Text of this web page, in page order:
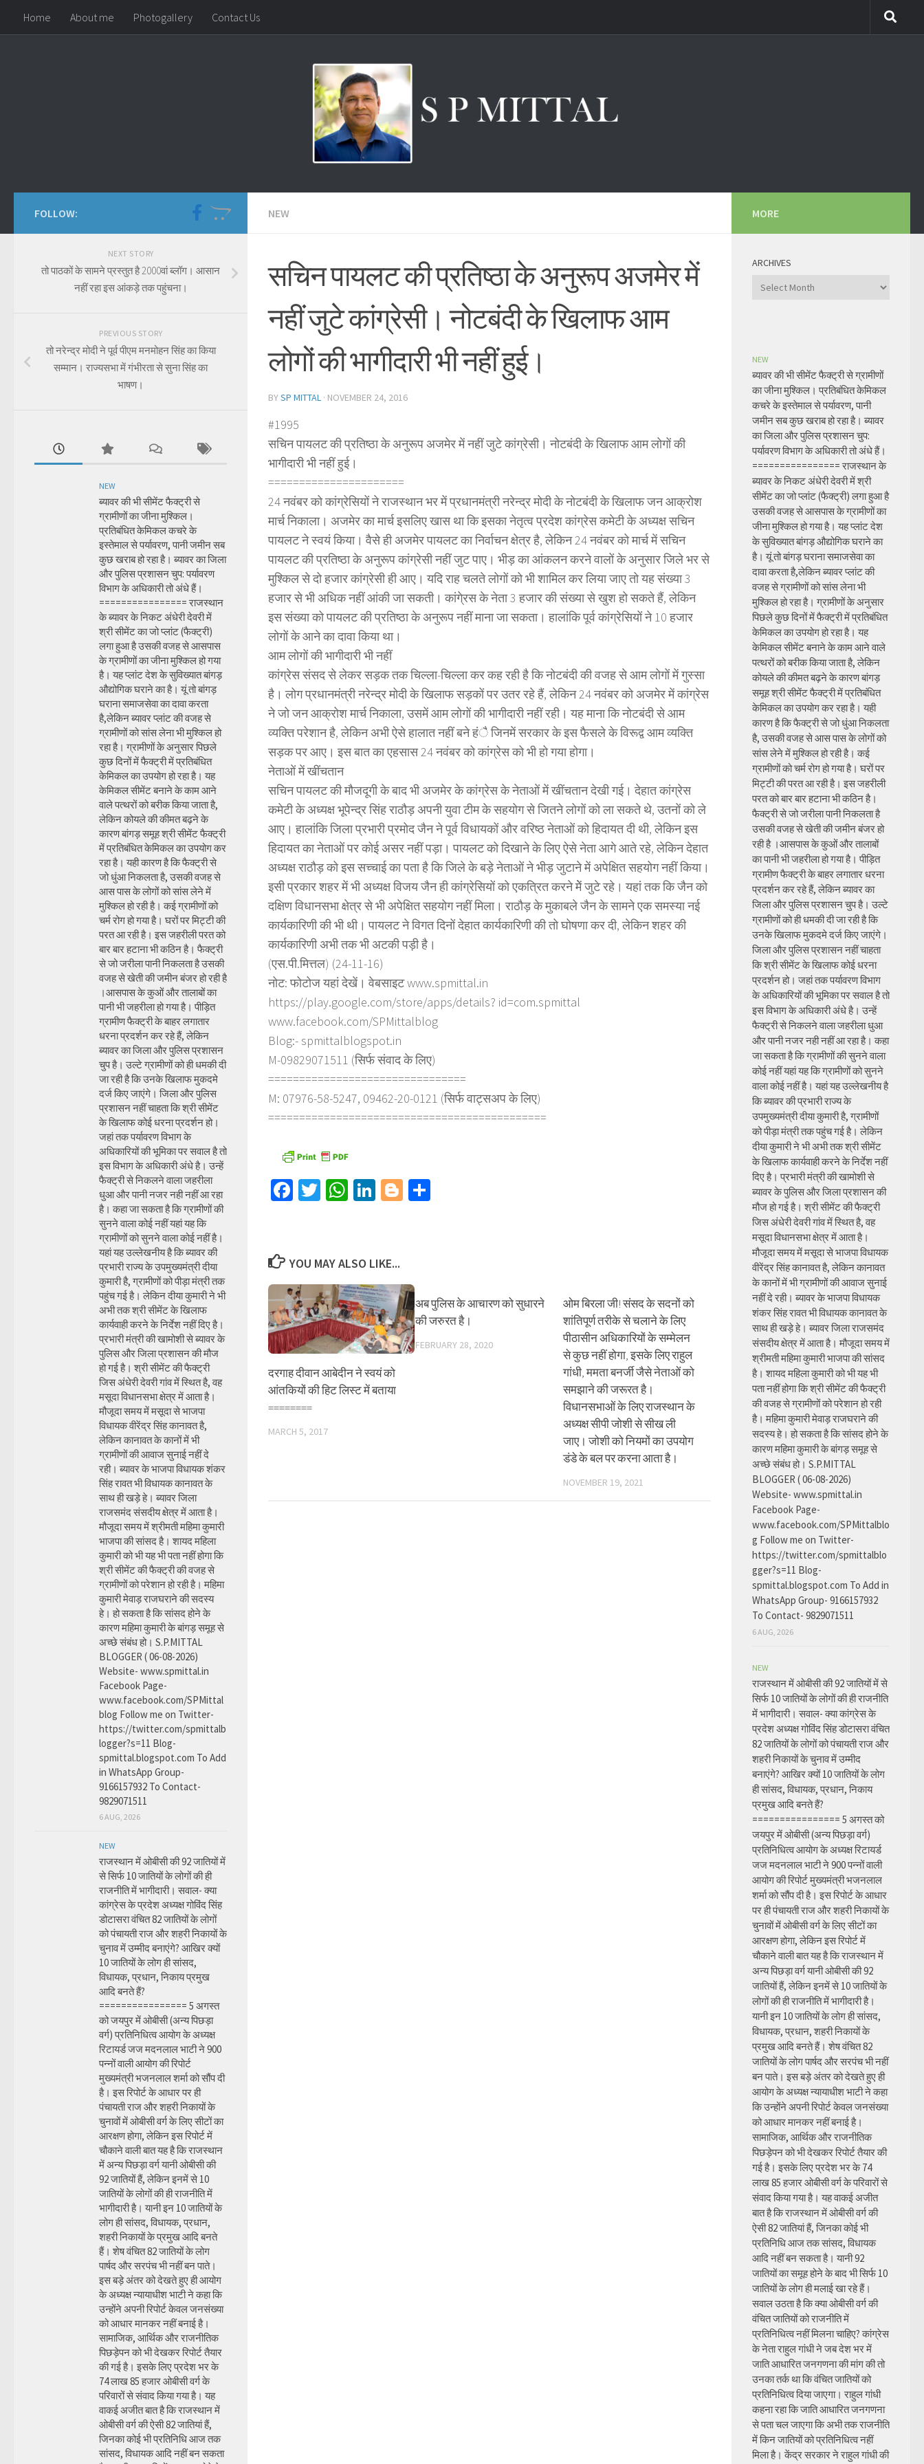
Skip to content
Home About me Photogallery Contact Us
NEW
सचिन पायलट की प्रतिष्ठा के अनुरूप अजमेर में
नहीं जुटे कांग्रेसी। नोटबंदी के खिलाफ आम
लोगों की भागीदारी भी नहीं हुई।
BYSP MITTAL · NOVEMBER 24, 2016
#1995
सचिन पायलट की प्रतिष्ठा के अनुरूप अजमेर में नहीं जुटे कांग्रेसी। नोटबंदी के खिलाफ आम लोगों की
भागीदारी भी नहीं हुई।
======================
24 नवंबर को कांग्रेसियों ने राजस्थान भर में प्रधानमंत्री नरेन्द्र मोदी के नोटबंदी के खिलाफ जन आक्रोश
मार्च निकाला। अजमेर का मार्च इसलिए खास था कि इसका नेतृत्व प्रदेश कांग्रेस कमेटी के अध्यक्ष सचिन
पायलट ने स्वयं किया। वैसे ही अजमेर पायलट का निर्वाचन क्षेत्र है, लेकिन 24 नवंबर को मार्च में सचिन
पायलट की प्रतिष्ठा के अनुरूप कांग्रेसी नहीं जुट पाए। भीड़ का आंकलन करने वालों के अनुसार जिले भर से
मुश्किल से दो हजार कांग्रेसी ही आए। यदि राह चलते लोगों को भी शामिल कर लिया जाए तो यह संख्या 3
हजार से भी अधिक नहीं आंकी जा सकती। कांगे्रस के नेता 3 हजार की संख्या से खुश हो सकते हैं, लेकिन
इस संख्या को पायलट की प्रतिष्ठा के अनुरूप नहीं माना जा सकता। हालांकि पूर्व कांग्रेसियों ने 10 हजार
लोगों के आने का दावा किया था।
आम लोगों की भागीदारी भी नहीं
कांग्रेस संसद से लेकर सड़क तक चिल्ला-चिल्ला कर कह रही है कि नोटबंदी की वजह से आम लोगों में गुस्सा
है। लोग प्रधानमंत्री नरेन्द्र मोदी के खिलाफ सड़कों पर उतर रहे हैं, लेकिन 24 नवंबर को अजमेर में कांग्रेस
ने जो जन आक्रोश मार्च निकाला, उसमें आम लोगों की भागीदारी नहीं रही। यह माना कि नोटबंदी से आम
व्यक्ति परेशान है, लेकिन अभी ऐसे हालात नहीं बने हंै जिनमें सरकार के इस फैसले के विरूद्व आम व्यक्ति
सड़क पर आए। इस बात का एहसास 24 नवंबर को कांग्रेस को भी हो गया होगा।
नेताओं में खींचतान
सचिन पायलट की मौजदूगी के बाद भी अजमेर के कांग्रेस के नेताओं में खींचतान देखी गई। देहात कांग्रेस
कमेटी के अध्यक्ष भूपेन्द्र सिंह राठौड़ अपनी युवा टीम के सहयोग से जितने लोगों को ला सकते थे, उतनों को ले
आए। हालांकि जिला प्रभारी प्रमोद जैन ने पूर्व विधायकों और वरिष्ठ नेताओं को हिदायत दी थी, लेकिन इस
हिदायत का नेताओं पर कोई असर नहीं पड़ा। पायलट को दिखाने के लिए ऐसे नेता आगे आते रहे, लेकिन देहात
अध्यक्ष राठौड़ को इस सच्चाई का पता है कि जिले के बड़े नेताओं ने भीड़ जुटाने में अपेक्षित सहयोग नहीं किया।
इसी प्रकार शहर में भी अध्यक्ष विजय जैन ही कांग्रेसियों को एकत्रित करने मेें जुटे रहे। यहां तक कि जैन को
दक्षिण विधानसभा क्षेत्र से भी अपेक्षित सहयोग नहीं मिला। राठौड़ के मुकाबले जैन के सामने एक समस्या नई
कार्यकारिणी की भी थी। पायलट ने विगत दिनों देहात कार्यकारिणी की तो घोषणा कर दी, लेकिन शहर की
कार्यकारिणी अभी तक भी अटकी पड़ी है।
(एस.पी.मित्तल) (24-11-16)
नोट: फोटोज यहां देखें। वेबसाइट www.spmittal.in
https://play.google.com/store/apps/details? id=com.spmittal
www.facebook.com/SPMittalblog
Blog:- spmittalblogspot.in
M-09829071511 (सिर्फ संवाद के लिए)
================================
M: 07976-58-5247, 09462-20-0121 (सिर्फ वाट्सअप के लिए)
=============================================
Facebook
TwitterWhatsApp
LinkedIn
Blogger
YOU MAY ALSO LIKE...
दरगाह दीवान आबेदीन ने स्वयं को
आंतकियों की हिट लिस्ट में बताया
========
MARCH 5, 2017
अब पुलिस के आचारण को सुधारने
की जरुरत है।
FEBRUARY 28, 2020
ओम बिरला जी! संसद के सदनों को
शांतिपूर्ण तरीके से चलाने के लिए
पीठासीन अधिकारियों के सम्मेलन
से कुछ नहीं होगा, इसके लिए राहुल
गांधी, ममता बनर्जी जैसे नेताओं को
समझाने की जरूरत है।
विधानसभाओं के लिए राजस्थान के
अध्यक्ष सीपी जोशी से सीख ली
जाए। जोशी को नियमों का उपयोग
डंडे के बल पर करना आता है।
NOVEMBER 19, 2021
FOLLOW:
NEXT STORY
तो पाठकों के सामने प्रस्तुत है 2000वां ब्लॉग। आसान
नहीं रहा इस आंकड़े तक पहुंचना।
PREVIOUS STORY
तो नरेन्द्र मोदी ने पूर्व पीएम मनमोहन सिंह का किया
सम्मान। राज्यसभा में गंभीरता से सुना सिंह का
भाषण।
NEW
ब्यावर की भी सीमेंट फैक्ट्री से
ग्रामीणों का जीना मुश्किल।
प्रतिबंधित केमिकल कचरे के
इस्तेमाल से पर्यावरण, पानी जमीन सब
कुछ खराब हो रहा है। ब्यावर का जिला
और पुलिस प्रशासन चुप: पर्यावरण
विभाग के अधिकारी तो अंधे हैं।
================ राजस्थान
के ब्यावर के निकट अंधेरी देवरी में
श्री सीमेंट का जो प्लांट (फैक्ट्री)
लगा हुआ है उसकी वजह से आसपास
के ग्रामीणों का जीना मुश्किल हो गया
है। यह प्लांट देश के सुविख्यात बांगड़
औद्योगिक घराने का है। यूं तो बांगड़
घराना समाजसेवा का दावा करता
है,लेकिन ब्यावर प्लांट की वजह से
ग्रामीणों को सांस लेना भी मुश्किल हो
रहा है। ग्रामीणों के अनुसार पिछले
कुछ दिनों में फैक्ट्री में प्रतिबंधित
केमिकल का उपयोग हो रहा है। यह
केमिकल सीमेंट बनाने के काम आने
वाले पत्थरों को बरीक किया जाता है,
लेकिन कोयले की कीमत बढ़ने के
कारण बांगड़ समूह श्री सीमेंट फैक्ट्री
में प्रतिबंधित केमिकल का उपयोग कर
रहा है। यही कारण है कि फैक्ट्री से
जो धुंआ निकलता है, उसकी वजह से
आस पास के लोगों को सांस लेने में
मुश्किल हो रही है। कई ग्रामीणों को
चर्म रोग हो गया है। घरों पर मिट्टी की
परत आ रही है। इस जहरीली परत को
बार बार हटाना भी कठिन है। फैक्ट्री
से जो जरीला पानी निकलता है उसकी
वजह से खेती की जमीन बंजर हो रही है
।आसपास के कुओं और तालाबों का
पानी भी जहरीला हो गया है। पीड़ित
ग्रामीण फैक्ट्री के बाहर लगातार
धरना प्रदर्शन कर रहे हैं, लेकिन
ब्यावर का जिला और पुलिस प्रशासन
चुप है। उल्टे ग्रामीणों को ही धमकी दी
जा रही है कि उनके खिलाफ मुकदमे
दर्ज किए जाएंगे। जिला और पुलिस
प्रशासन नहीं चाहता कि श्री सीमेंट
के खिलाफ कोई धरना प्रदर्शन हो।
जहां तक पर्यावरण विभाग के
अधिकारियों की भूमिका पर सवाल है तो
इस विभाग के अधिकारी अंधे है। उन्हें
फैक्ट्री से निकलने वाला जहरीला
धुआ और पानी नजर नही नहीं आ रहा
है। कहा जा सकता है कि ग्रामीणों की
सुनने वाला कोई नहीं यहां यह कि
ग्रामीणों को सुनने वाला कोई नहीं है।
यहां यह उल्लेखनीय है कि ब्यावर की
प्रभारी राज्य के उपमुख्यमंत्री दीया
कुमारी है, ग्रामीणों को पीड़ा मंत्री तक
पहुंच गई है। लेकिन दीया कुमारी ने भी
अभी तक श्री सीमेंट के खिलाफ
कार्यवाही करने के निर्देश नहीं दिए है।
प्रभारी मंत्री की खामोशी से ब्यावर के
पुलिस और जिला प्रशासन की मौज
हो गई है। श्री सीमेंट की फैक्ट्री
जिस अंधेरी देवरी गांव में स्थित है, वह
मसूदा विधानसभा क्षेत्र में आता है।
मौजूदा समय में मसूदा से भाजपा
विधायक वीरेंद्र सिंह कानावत है,
लेकिन कानावत के कानों में भी
ग्रामीणों की आवाज सुनाई नहीं दे
रही। ब्यावर के भाजपा विधायक शंकर
सिंह रावत भी विधायक कानावत के
साथ ही खड़े हे। ब्यावर जिला
राजसमंद संसदीय क्षेत्र में आता है।
मौजूदा समय में श्रीमती महिमा कुमारी
भाजपा की सांसद है। शायद महिला
कुमारी को भी यह भी पता नहीं होगा कि
श्री सीमेंट की फैक्ट्री की वजह से
ग्रामीणों को परेशान हो रही है। महिमा
कुमारी मेवाड़ राजघराने की सदस्य
हे। हो सकता है कि सांसद होने के
कारण महिमा कुमारी के बांगड़ समूह से
अच्छे संबंध हो। S.P.MITTAL
BLOGGER ( 06-08-2026)
Website- www.spmittal.in
Facebook Page-
www.facebook.com/SPMittal
blog Follow me on Twitter-
https://twitter.com/spmittalb
logger?s=11 Blog-
spmittal.blogspot.com To Add
in WhatsApp Group-
9166157932 To Contact-
9829071511
6 AUG, 2026
NEW
राजस्थान में ओबीसी की 92 जातियों में
से सिर्फ 10 जातियों के लोगों की ही
राजनीति में भागीदारी। सवाल- क्या
कांग्रेस के प्रदेश अध्यक्ष गोविंद सिंह
डोटासरा वंचित 82 जातियों के लोगों
को पंचायती राज और शहरी निकायों के
चुनाव में उम्मीद बनाएंगे? आखिर क्यों
10 जातियों के लोग ही सांसद,
विधायक, प्रधान, निकाय प्रमुख
आदि बनते हैं?
================ 5 अगस्त
को जयपुर में ओबीसी (अन्य पिछड़ा
वर्ग) प्रतिनिधित्व आयोग के अध्यक्ष
रिटायर्ड जज मदनलाल भाटी ने 900
पन्नों वाली आयोग की रिपोर्ट
मुख्यमंत्री भजनलाल शर्मा को सौंप दी
है। इस रिपोर्ट के आधार पर ही
पंचायती राज और शहरी निकायों के
चुनावों में ओबीसी वर्ग के लिए सीटों का
आरक्षण होगा, लेकिन इस रिपोर्ट में
चौकाने वाली बात यह है कि राजस्थान
में अन्य पिछड़ा वर्ग यानी ओबीसी की
92 जातियों हैं, लेकिन इनमें से 10
जातियों के लोगों की ही राजनीति में
भागीदारी है। यानी इन 10 जातियों के
लोग ही सांसद, विधायक, प्रधान,
शहरी निकायों के प्रमुख आदि बनते
हैं। शेष वंचित 82 जातियों के लोग
पार्षद और सरपंच भी नहीं बन पाते।
इस बड़े अंतर को देखते हुए ही आयोग
के अध्यक्ष न्यायाधीश भाटी ने कहा कि
उन्होंने अपनी रिपोर्ट केवल जनसंख्या
को आधार मानकर नहीं बनाई है।
सामाजिक, आर्थिक और राजनीतिक
पिछड़ेपन को भी देखकर रिपोर्ट तैयार
की गई है। इसके लिए प्रदेश भर के
74 लाख 85 हजार ओबीसी वर्ग के
परिवारों से संवाद किया गया है। यह
वाकई अजीत बात है कि राजस्थान में
ओबीसी वर्ग की ऐसी 82 जातियां हैं,
जिनका कोई भी प्रतिनिधि आज तक
सांसद, विधायक आदि नहीं बन सकता
MORE
ARCHIVES
Archives
NEW
ब्यावर की भी सीमेंट फैक्ट्री से ग्रामीणों
का जीना मुश्किल। प्रतिबंधित केमिकल
कचरे के इस्तेमाल से पर्यावरण, पानी
जमीन सब कुछ खराब हो रहा है। ब्यावर
का जिला और पुलिस प्रशासन चुप:
पर्यावरण विभाग के अधिकारी तो अंधे हैं।
================ राजस्थान के
ब्यावर के निकट अंधेरी देवरी में श्री
सीमेंट का जो प्लांट (फैक्ट्री) लगा हुआ है
उसकी वजह से आसपास के ग्रामीणों का
जीना मुश्किल हो गया है। यह प्लांट देश
के सुविख्यात बांगड़ औद्योगिक घराने का
है। यूं तो बांगड़ घराना समाजसेवा का
दावा करता है,लेकिन ब्यावर प्लांट की
वजह से ग्रामीणों को सांस लेना भी
मुश्किल हो रहा है। ग्रामीणों के अनुसार
पिछले कुछ दिनों में फैक्ट्री में प्रतिबंधित
केमिकल का उपयोग हो रहा है। यह
केमिकल सीमेंट बनाने के काम आने वाले
पत्थरों को बरीक किया जाता है, लेकिन
कोयले की कीमत बढ़ने के कारण बांगड़
समूह श्री सीमेंट फैक्ट्री में प्रतिबंधित
केमिकल का उपयोग कर रहा है। यही
कारण है कि फैक्ट्री से जो धुंआ निकलता
है, उसकी वजह से आस पास के लोगों को
सांस लेने में मुश्किल हो रही है। कई
ग्रामीणों को चर्म रोग हो गया है। घरों पर
मिट्टी की परत आ रही है। इस जहरीली
परत को बार बार हटाना भी कठिन है।
फैक्ट्री से जो जरीला पानी निकलता है
उसकी वजह से खेती की जमीन बंजर हो
रही है ।आसपास के कुओं और तालाबों
का पानी भी जहरीला हो गया है। पीड़ित
ग्रामीण फैक्ट्री के बाहर लगातार धरना
प्रदर्शन कर रहे हैं, लेकिन ब्यावर का
जिला और पुलिस प्रशासन चुप है। उल्टे
ग्रामीणों को ही धमकी दी जा रही है कि
उनके खिलाफ मुकदमे दर्ज किए जाएंगे।
जिला और पुलिस प्रशासन नहीं चाहता
कि श्री सीमेंट के खिलाफ कोई धरना
प्रदर्शन हो। जहां तक पर्यावरण विभाग
के अधिकारियों की भूमिका पर सवाल है तो
इस विभाग के अधिकारी अंधे है। उन्हें
फैक्ट्री से निकलने वाला जहरीला धुआ
और पानी नजर नही नहीं आ रहा है। कहा
जा सकता है कि ग्रामीणों की सुनने वाला
कोई नहीं यहां यह कि ग्रामीणों को सुनने
वाला कोई नहीं है। यहां यह उल्लेखनीय है
कि ब्यावर की प्रभारी राज्य के
उपमुख्यमंत्री दीया कुमारी है, ग्रामीणों
को पीड़ा मंत्री तक पहुंच गई है। लेकिन
दीया कुमारी ने भी अभी तक श्री सीमेंट
के खिलाफ कार्यवाही करने के निर्देश नहीं
दिए है। प्रभारी मंत्री की खामोशी से
ब्यावर के पुलिस और जिला प्रशासन की
मौज हो गई है। श्री सीमेंट की फैक्ट्री
जिस अंधेरी देवरी गांव में स्थित है, वह
मसूदा विधानसभा क्षेत्र में आता है।
मौजूदा समय में मसूदा से भाजपा विधायक
वीरेंद्र सिंह कानावत है, लेकिन कानावत
के कानों में भी ग्रामीणों की आवाज सुनाई
नहीं दे रही। ब्यावर के भाजपा विधायक
शंकर सिंह रावत भी विधायक कानावत के
साथ ही खड़े हे। ब्यावर जिला राजसमंद
संसदीय क्षेत्र में आता है। मौजूदा समय में
श्रीमती महिमा कुमारी भाजपा की सांसद
है। शायद महिला कुमारी को भी यह भी
पता नहीं होगा कि श्री सीमेंट की फैक्ट्री
की वजह से ग्रामीणों को परेशान हो रही
है। महिमा कुमारी मेवाड़ राजघराने की
सदस्य हे। हो सकता है कि सांसद होने के
कारण महिमा कुमारी के बांगड़ समूह से
अच्छे संबंध हो। S.P.MITTAL
BLOGGER ( 06-08-2026)
Website- www.spmittal.in
Facebook Page-
www.facebook.com/SPMittalblo
g Follow me on Twitter-
https://twitter.com/spmittalblo
gger?s=11 Blog-
spmittal.blogspot.com To Add in
WhatsApp Group- 9166157932
To Contact- 9829071511
6 AUG, 2026
NEW
राजस्थान में ओबीसी की 92 जातियों में से
सिर्फ 10 जातियों के लोगों की ही राजनीति
में भागीदारी। सवाल- क्या कांग्रेस के
प्रदेश अध्यक्ष गोविंद सिंह डोटासरा वंचित
82 जातियों के लोगों को पंचायती राज और
शहरी निकायों के चुनाव में उम्मीद
बनाएंगे? आखिर क्यों 10 जातियों के लोग
ही सांसद, विधायक, प्रधान, निकाय
प्रमुख आदि बनते हैं?
================ 5 अगस्त को
जयपुर में ओबीसी (अन्य पिछड़ा वर्ग)
प्रतिनिधित्व आयोग के अध्यक्ष रिटायर्ड
जज मदनलाल भाटी ने 900 पन्नों वाली
आयोग की रिपोर्ट मुख्यमंत्री भजनलाल
शर्मा को सौंप दी है। इस रिपोर्ट के आधार
पर ही पंचायती राज और शहरी निकायों के
चुनावों में ओबीसी वर्ग के लिए सीटों का
आरक्षण होगा, लेकिन इस रिपोर्ट में
चौकाने वाली बात यह है कि राजस्थान में
अन्य पिछड़ा वर्ग यानी ओबीसी की 92
जातियों हैं, लेकिन इनमें से 10 जातियों के
लोगों की ही राजनीति में भागीदारी है।
यानी इन 10 जातियों के लोग ही सांसद,
विधायक, प्रधान, शहरी निकायों के
प्रमुख आदि बनते हैं। शेष वंचित 82
जातियों के लोग पार्षद और सरपंच भी नहीं
बन पाते। इस बड़े अंतर को देखते हुए ही
आयोग के अध्यक्ष न्यायाधीश भाटी ने कहा
कि उन्होंने अपनी रिपोर्ट केवल जनसंख्या
को आधार मानकर नहीं बनाई है।
सामाजिक, आर्थिक और राजनीतिक
पिछड़ेपन को भी देखकर रिपोर्ट तैयार की
गई है। इसके लिए प्रदेश भर के 74
लाख 85 हजार ओबीसी वर्ग के परिवारों से
संवाद किया गया है। यह वाकई अजीत
बात है कि राजस्थान में ओबीसी वर्ग की
ऐसी 82 जातियां हैं, जिनका कोई भी
प्रतिनिधि आज तक सांसद, विधायक
आदि नहीं बन सकता है। यानी 92
जातियों का समूह होने के बाद भी सिर्फ 10
जातियों के लोग ही मलाई खा रहे हैं।
सवाल उठता है कि क्या ओबीसी वर्ग की
वंचित जातियों को राजनीति में
प्रतिनिधित्व नहीं मिलना चाहिए? कांग्रेस
के नेता राहुल गांधी ने जब देश भर में
जाति आधारित जनगणना की मांग की तो
उनका तर्क था कि वंचित जातियों को
प्रतिनिधित्व दिया जाएगा। राहुल गांधी
कहना रहा कि जाति आधारित जनगणना
से पता चल जाएगा कि अभी तक राजनीति
में किन जातियों को प्रतिनिधित्व नहीं
मिला है। केंद्र सरकार ने राहुल गांधी की